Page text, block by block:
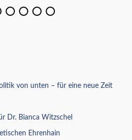
von unten – für eine neue Zeit
Dr. Bianca Witzschel
Ehrenhain